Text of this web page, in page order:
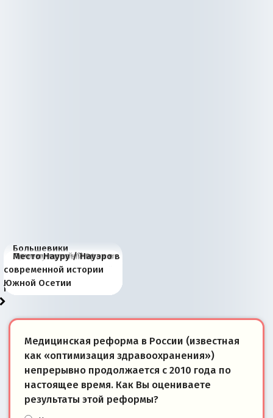
Большевики
отличаются от «Яблока»
тем, что они -
победители
Киевская марионетка
Запада рассказала о
«переобувании» хозяев
В России назрели
перемены: 15 шагов к
суверенной экономике
Миграционный пожар
Европы
Россия начинает
сбрасывать балласт
Анкориджа
Россия зимой 1904
года: первые уступки во
внутренней политике
Русская нация вчера и
сегодня
Почему правый крах в
Варшаве не поможет её
отношениям с Россией?
Место Науру / Науэро в
современной истории
Южной Осетии
Медицинская реформа в России (известная
как «оптимизация здравоохранения»)
непрерывно продолжается с 2010 года по
настоящее время. Как Вы оцениваете
результаты этой реформы?